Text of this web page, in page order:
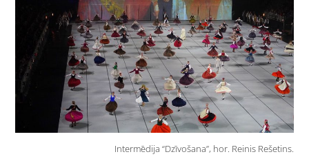
Intermēdija “Dzīvošana”, hor. Reinis Rešetins.